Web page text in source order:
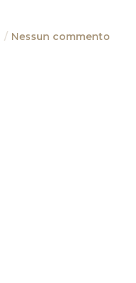
Nessun commento